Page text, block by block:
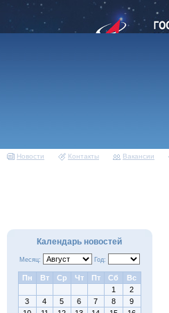
Новости Контакты Вакансии
Календарь новостей
Месяц: Год:
Пн Вт Ср Чт Пт Сб
Вс
1
2
3
4 5 6 7 8
9